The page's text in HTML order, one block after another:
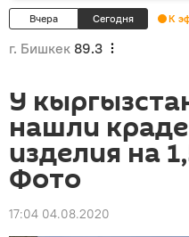
Вчера Сегодня К
г. Бишкек 89.3
У
нашли
изделия на
Фото
17:04 04.08.2020